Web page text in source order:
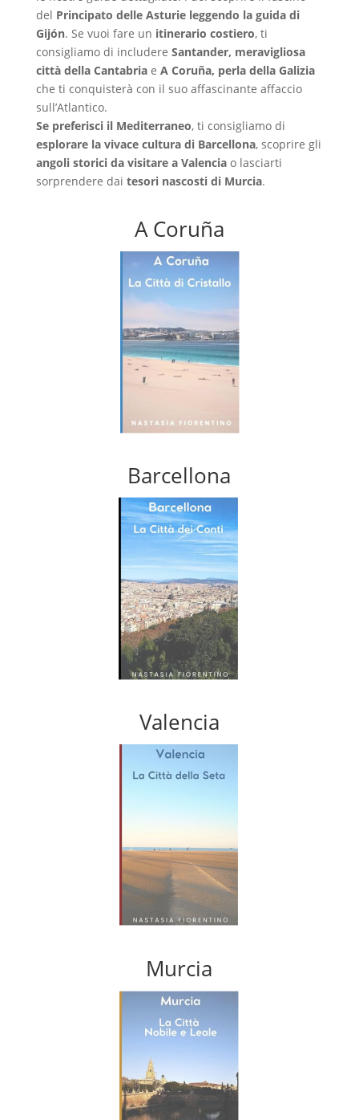
del Principato delle Asturie leggendo la guida di
Gijón. Se vuoi fare un itinerario costiero, ti
consigliamo di includere Santander, meravigliosa
città della Cantabriae A Coruña, perla della Galizia
che ti conquisterà con il suo affascinante affaccio
sull’Atlantico.
Se preferisci il Mediterraneo, ti consigliamo di
esplorare la vivace cultura di Barcellona, scoprire gli
angoli storici da visitare a Valenciao lasciarti
sorprendere dai tesori nascosti di Murcia.
A Coruña
Barcellona
Valencia
Murcia